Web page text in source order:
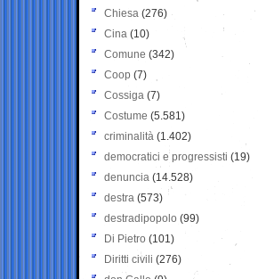
Chiesa (276)
Cina (10)
Comune (342)
Coop (7)
Cossiga (7)
Costume (5.581)
criminalità (1.402)
democratici e progressisti (19)
denuncia (14.528)
destra (573)
destradipopolo (99)
Di Pietro (101)
Diritti civili (276)